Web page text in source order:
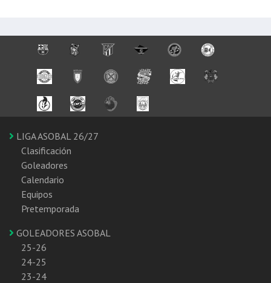
LIGA ASOBAL 26/27
Clasificación
Goleadores
Calendario
Equipos
Pretemporada
GOLEADORES ASOBAL
25-26
24-25
23-24